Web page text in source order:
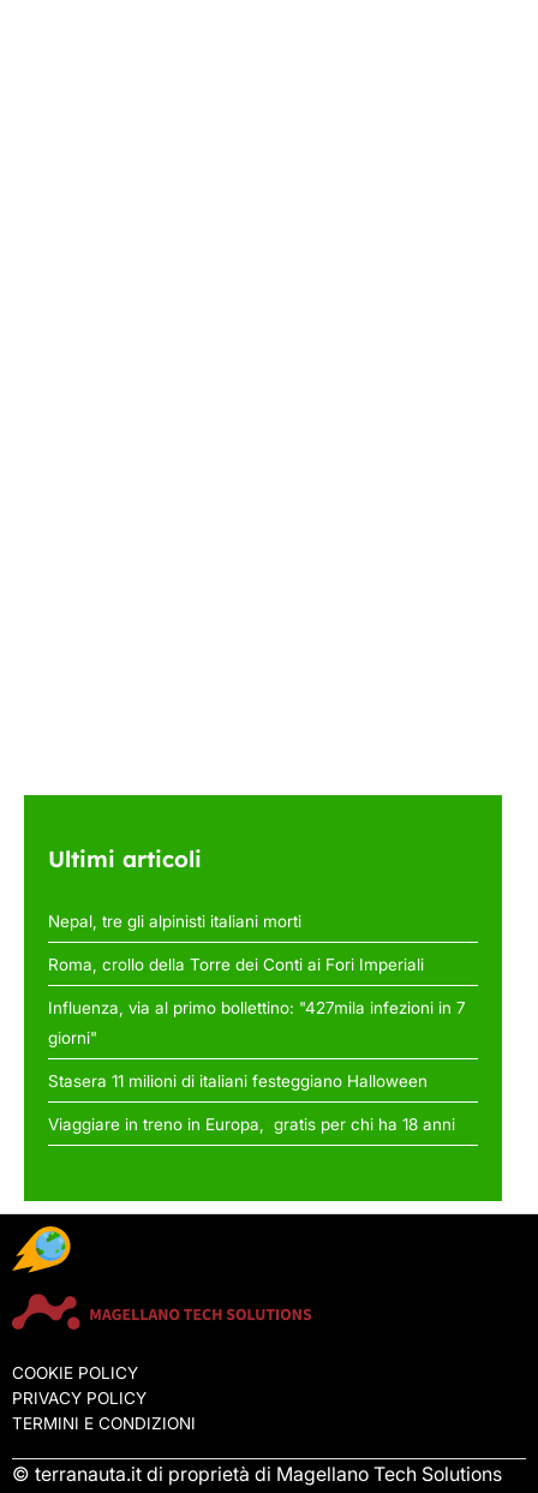
Ultimi articoli
Nepal, tre gli alpinisti italiani morti
Roma, crollo della Torre dei Conti ai Fori Imperiali
Influenza, via al primo bollettino: "427mila infezioni in 7
giorni"
Stasera 11 milioni di italiani festeggiano Halloween
Viaggiare in treno in Europa, gratis per chi ha 18 anni
COOKIE POLICY
PRIVACY POLICY
TERMINI E CONDIZIONI
© terranauta.it di proprietà di Magellano Tech Solutions